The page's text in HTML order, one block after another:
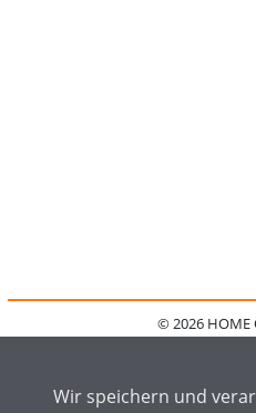
© 2026 HOME
FAQ
Wir speichern und